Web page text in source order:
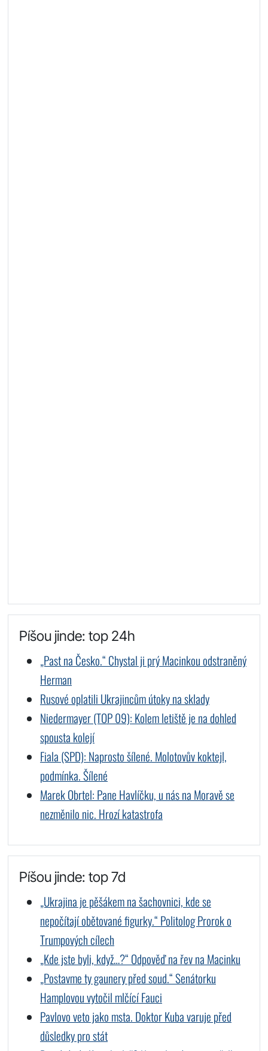
Píšou jinde: top 24h
„Past na Česko.“ Chystal ji prý Macinkou odstraněný
Herman
Rusové oplatili Ukrajincům útoky na sklady
Niedermayer (TOP 09): Kolem letiště je na dohled
spousta kolejí
Fiala (SPD): Naprosto šílené. Molotovův koktejl,
podmínka. Šílené
Marek Obrtel: Pane Havlíčku, u nás na Moravě se
nezměnilo nic. Hrozí katastrofa
Píšou jinde: top 7d
„Ukrajina je pěšákem na šachovnici, kde se
nepočítají obětované figurky.“ Politolog Prorok o
Trumpových cílech
„Kde jste byli, když…?“ Odpověď na řev na Macinku
„Postavme ty gaunery před soud.“ Senátorku
Hamplovou vytočil mlčící Fauci
Pavlovo veto jako msta. Doktor Kuba varuje před
důsledky pro stát